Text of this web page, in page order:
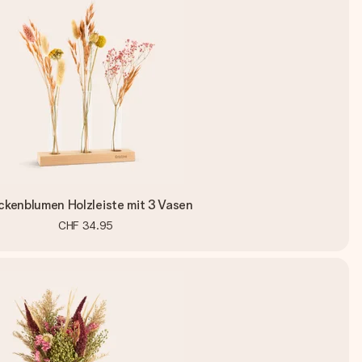
Holzleiste mit 3 Vasen
CHF 34.95